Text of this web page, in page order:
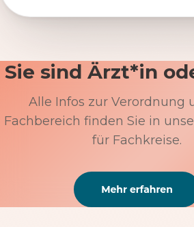
Sie sind Ärzt*in
Alle Infos zur Verordnung
Fachbereich finden Sie in
für Fachkreise.